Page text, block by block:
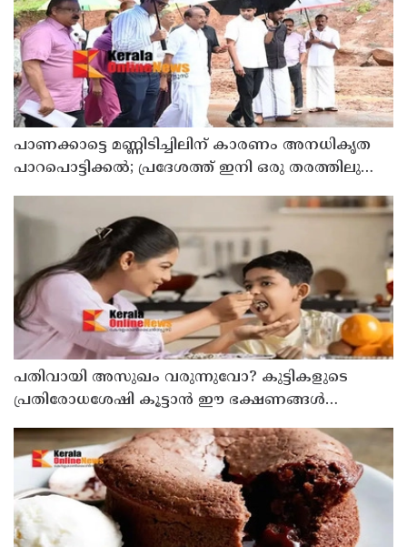
പാണക്കാട്ടെ മണ്ണിടിച്ചിലിന് കാരണം അനധികൃത
പാറപൊട്ടിക്കൽ; പ്രദേശത്ത് ഇനി ഒരു തരത്തിലുള്ള
മന്ത്രി പികെ കുഞ്ഞാലിക്കുട്ടി
പതിവായി അസുഖം വരുന്നുവോ? കുട്ടികളുടെ
പ്രതിരോധശേഷി കൂട്ടാൻ ഈ ഭക്ഷണങ്ങൾ